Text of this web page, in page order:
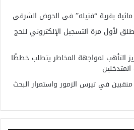
بقرية “فتيله” في الحوض الشرقي
لأول مرة التسجيل الإلكتروني للحج
التأهب لمواجهة المخاطر يتطلب خططًا
في تيرس الزمور واستمرار البحث